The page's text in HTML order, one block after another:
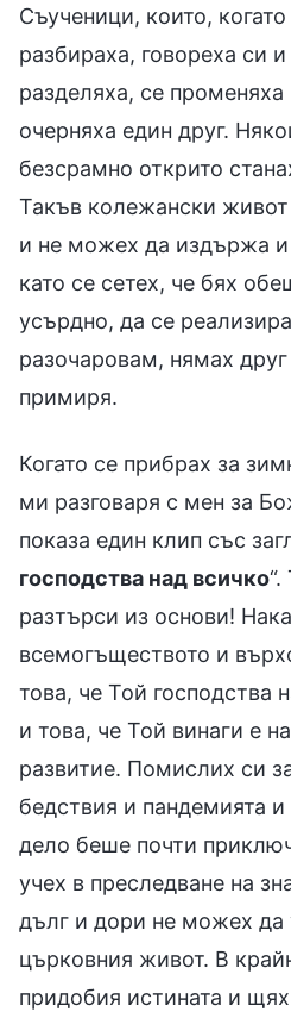
Съученици, които,
разбираха, говореха си
разделяха, се
очерняха един друг.
безсрамно открито
Такъв колежански
и не можех да издържа и
като се сетех, че бях
усърдно, да се
разочаровам, нямах
примиря.
Когато се прибрах за
ми разговаря с мен за
показа един клип със
господства над всичко
разтърси из основи!
всемогъществото и
това, че Той господства
и това, че Той винаги е
развитие. Помислих си
бедствия и пандемията
дело беше почти
учех в преследване на
дълг и дори не можех да
църковния живот. В
придобия истината и